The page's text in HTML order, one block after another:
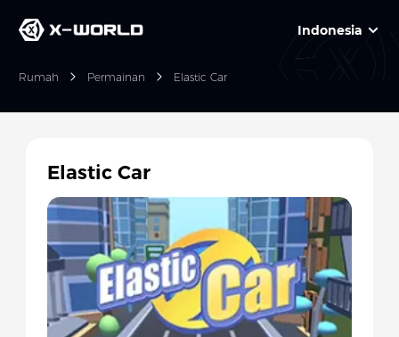
Indonesia
Rumah Permainan Elastic Car
Elastic Car